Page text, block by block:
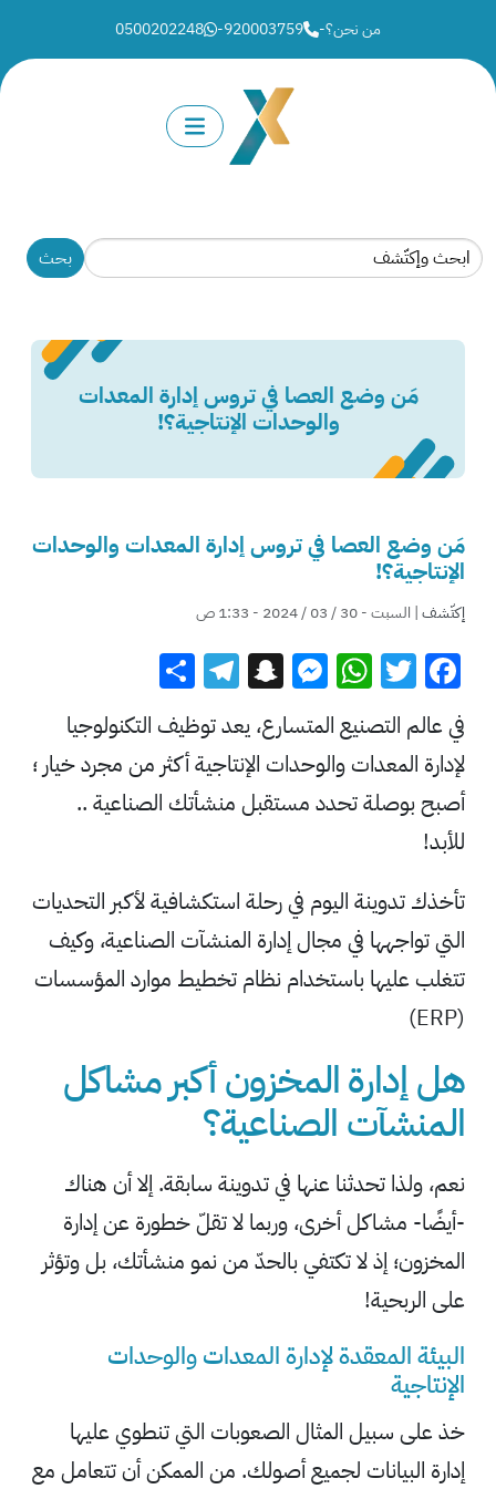
من نحن؟-
920003759
-
0500202248
مَن وضع العصا في تروس إدارة المعدات
والوحدات الإنتاجية؟!
مَن وضع العصا في تروس إدارة المعدات والوحدات
الإنتاجية؟!
إكتّشف| السبت - 30 / 03 / 2024 - 1:33 ص
Facebook
Twitter
WhatsApp
Messenger
Snapchat
Telegram
في عالم التصنيع المتسارع، يعد توظيف التكنولوجيا
لإدارة المعدات والوحدات الإنتاجية أكثر من مجرد خيار ؛
أصبح بوصلة تحدد مستقبل منشأتك الصناعية ..
للأبد!
تأخذك تدوينة اليوم في رحلة استكشافية لأكبر التحديات
التي تواجهها في مجال إدارة المنشآت الصناعية، وكيف
تتغلب عليها باستخدام نظام تخطيط موارد المؤسسات
(ERP)
هل إدارة المخزون أكبر مشاكل
المنشآت الصناعية؟
نعم، ولذا تحدثنا عنها في تدوينة سابقة. إلا أن هناك
-أيضًا- مشاكل أخرى، وربما لا تقلّ خطورة عن إدارة
المخزون؛ إذ لا تكتفي بالحدّ من نمو منشأتك، بل وتؤثر
على الربحية!
البيئة المعقدة لإدارة المعدات والوحدات
الإنتاجية
خذ على سبيل المثال الصعوبات التي تنطوي عليها
إدارة البيانات لجميع أصولك. من الممكن أن تتعامل مع